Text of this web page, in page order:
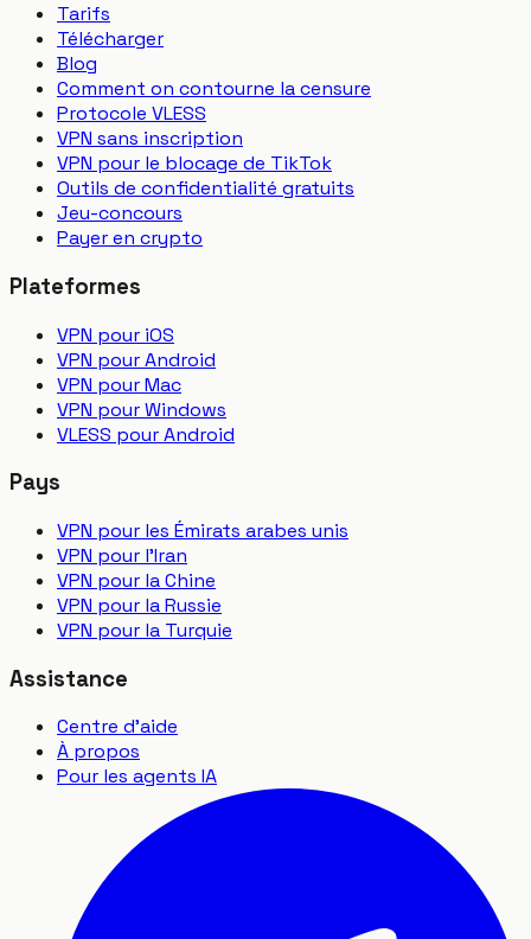
Tarifs
Télécharger
Blog
Comment on contourne la censure
Protocole VLESS
VPN sans inscription
VPN pour le blocage de TikTok
Outils de confidentialité gratuits
Jeu-concours
Payer en crypto
Plateformes
VPN pour iOS
VPN pour Android
VPN pour Mac
VPN pour Windows
VLESS pour Android
Pays
VPN pour les Émirats arabes unis
VPN pour l'Iran
VPN pour la Chine
VPN pour la Russie
VPN pour la Turquie
Assistance
Centre d'aide
À propos
Pour les agents IA